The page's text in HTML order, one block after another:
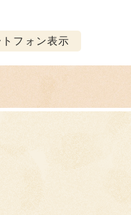
トフォン表示